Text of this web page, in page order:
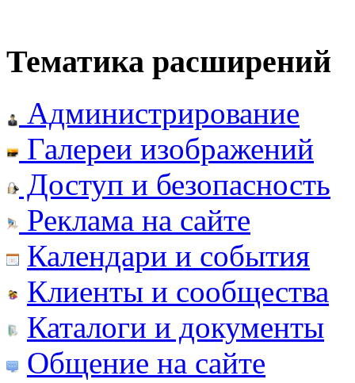
Тематика расширений
Администрирование
Галереи изображений
Доступ и безопасность
Реклама на сайте
Календари и события
Клиенты и сообщества
Каталоги и документы
Общение на сайте